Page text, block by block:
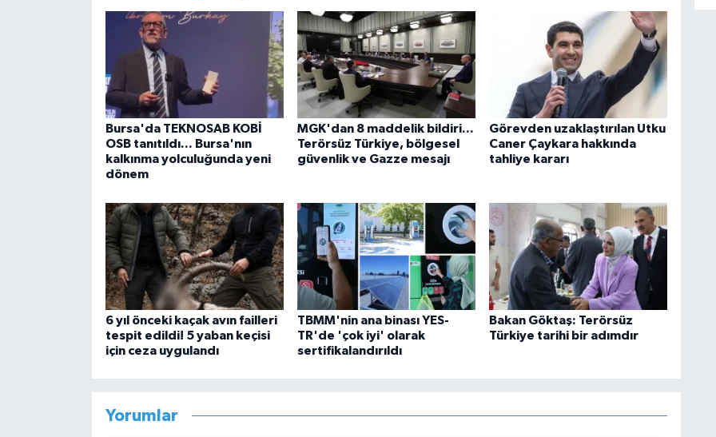
Bursa'da TEKNOSAB KOBİ
OSB tanıtıldı... Bursa'nın
kalkınma yolculuğunda yeni
dönem
MGK'dan 8 maddelik bildiri...
Terörsüz Türkiye, bölgesel
güvenlik ve Gazze mesajı
Görevden uzaklaştırılan Utku
Caner Çaykara hakkında
tahliye kararı
6 yıl önceki kaçak avın failleri
tespit edildi! 5 yaban keçisi
için ceza uygulandı
TBMM'nin ana binası YES-
TR'de 'çok iyi' olarak
sertifikalandırıldı
Bakan Göktaş: Terörsüz
Türkiye tarihi bir adımdır
Yorumlar